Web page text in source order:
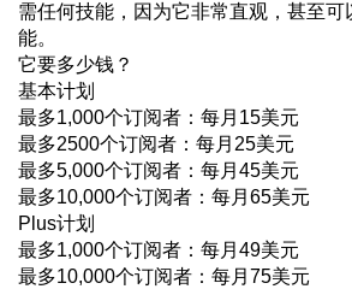
需任何技能，因为它非常直观，甚至可
能。
它要多少钱？
基本计划
最多1,000个订阅者：每月15美元
最多2500个订阅者：每月25美元
最多5,000个订阅者：每月45美元
最多10,000个订阅者：每月65美元
Plus计划
最多1,000个订阅者：每月49美元
最多10,000个订阅者：每月75美元